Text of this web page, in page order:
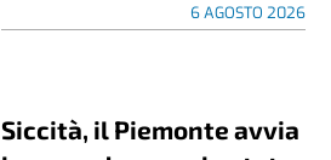
6 AGOSTO 2026
Siccità, il Piemonte avvia